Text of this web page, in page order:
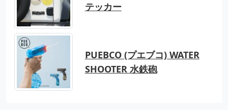
テッカー
PUEBCO (プエブコ) WATER
SHOOTER 水鉄砲